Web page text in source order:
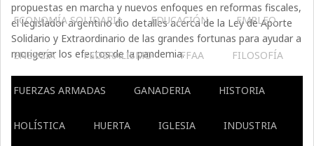
ECONOMÍA SOLIDARIA EDUCACIÓN EMPLEO
ENERGÍA FEDERALISMO FFAA FILOSOFÍA
FUERZAS ARMADAS GANADERIA HISTORIA
HOLÍSTICA HUERTA IGLESIA INDUSTRIA
propuestas en marcha y nuevos enfoques en reformas fiscales,
el legislador argentino dio detalles acerca de la Ley de Aporte
Solidario y Extraordinario de las grandes fortunas para ayudar a
morigerar los efectos de la pandemia.